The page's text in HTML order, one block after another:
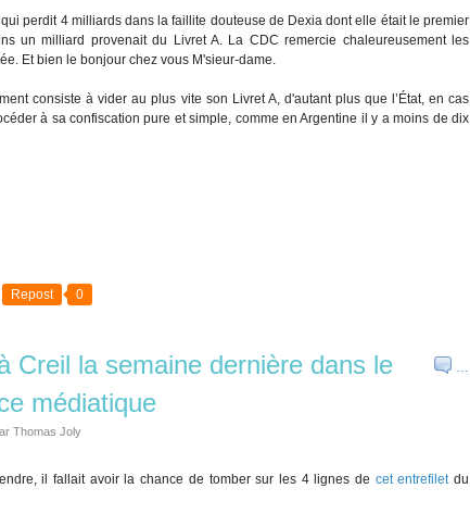
perdit 4 milliards dans la faillite douteuse de Dexia dont elle était le premier
un milliard provenait du Livret A. La CDC remercie chaleureusement les
Et bien le bonjour chez vous M'sieur-dame.
consiste à vider au plus vite son Livret A, d'autant plus que l’État, en cas
à sa confiscation pure et simple, comme en Argentine il y a moins de dix
Repost 0
…
Creil la semaine dernière dans le
médiatique
Thomas Joly
il fallait avoir la chance de tomber sur les 4 lignes de cet entrefiletdu